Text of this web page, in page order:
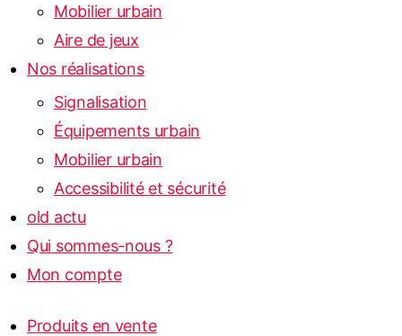
Mobilier urbain
Aire de jeux
Nos réalisations
Signalisation
Équipements urbain
Mobilier urbain
Accessibilité et sécurité
old actu
Qui sommes-nous ?
Mon compte
Produits en vente